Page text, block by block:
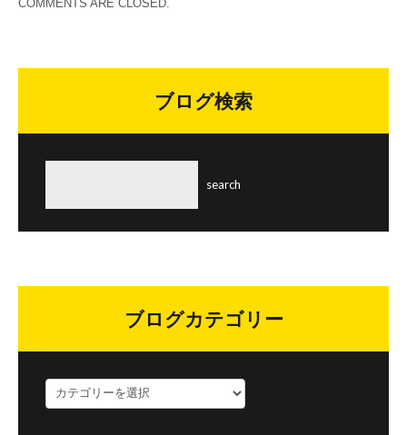
COMMENTS ARE CLOSED.
ブログ検索
ブログカテゴリー
ロ